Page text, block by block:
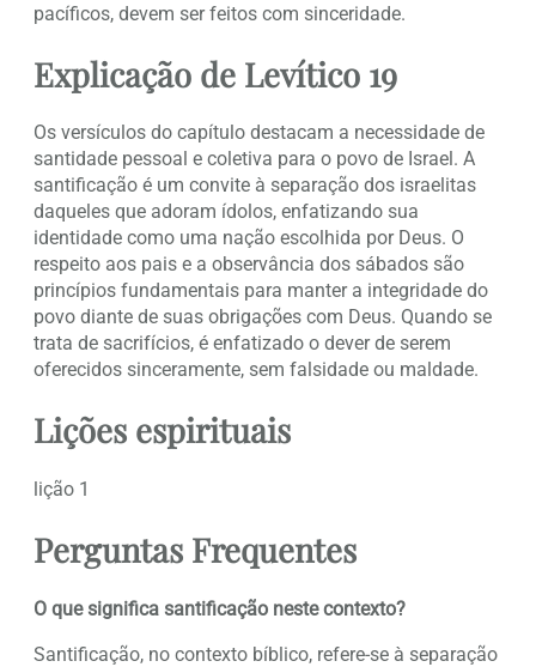
pacíficos, devem ser feitos com sinceridade.
Explicação de Levítico 19
Os versículos do capítulo destacam a necessidade de
santidade pessoal e coletiva para o povo de Israel. A
santificação é um convite à separação dos israelitas
daqueles que adoram ídolos, enfatizando sua
identidade como uma nação escolhida por Deus. O
respeito aos pais e a observância dos sábados são
princípios fundamentais para manter a integridade do
povo diante de suas obrigações com Deus. Quando se
trata de sacrifícios, é enfatizado o dever de serem
oferecidos sinceramente, sem falsidade ou maldade.
Lições espirituais
lição 1
Perguntas Frequentes
O que significa santificação neste contexto?
Santificação, no contexto bíblico, refere-se à separação